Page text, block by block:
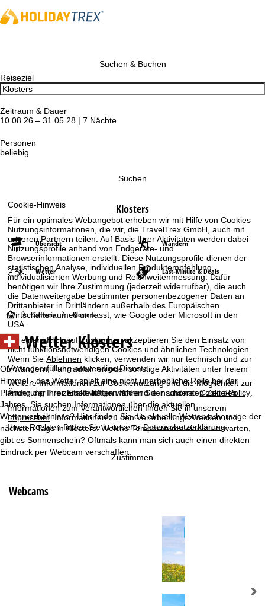
Cookie-Hinweis
Für ein optimales Webangebot erheben wir mit Hilfe von Cookies
Nutzungsinformationen, die wir, die TravelTrex GmbH, auch mit
unseren Partnern teilen. Auf Basis Ihrer Aktivitäten werden dabei
Nutzungsprofile anhand von Endgeräte- und
Browserinformationen erstellt. Diese Nutzungsprofile dienen der
statistischen Analyse, individuellen Produktempfehlung,
individualisierten Werbung und Reichweitenmessung. Dafür
benötigen wir Ihre Zustimmung (jederzeit widerrufbar), die auch
die Datenweitergabe bestimmter personenbezogener Daten an
Drittanbieter in Drittländern außerhalb des Europäischen
Wirtschaftsraumes umfasst, wie Google oder Microsoft in den
USA.
Mit einem Klick aufZustimmenakzeptieren Sie den Einsatz von
nicht funktionsnotwendigen Cookies und ähnlichen Technologien.
Wenn SieAblehnen klicken, verwenden wir nur technisch und zur
Vertragserfüllung notwendige Dienste.
Weitere Informationen zur Cookienutzung und die Möglichkeit zur
Änderung Ihrer Einstellungen finden Sie in unsererCookie-Policy
Informationen zum Verantwortlichen finden Sie in unserem
Impressum. Informationen zu den Verarbeitungszwecken und
Ihren Rechten finden Sie in unsererDatenschutzerklärung.
Zustimmen
Suchen & Buchen
Reiseziel
Zeitraum & Dauer
10.08.26 – 31.05.28 | 7 Nächte
Personen
beliebig
Suchen
Klosters
Übersicht Wandern
Wetter Last-Minute & Deals
S
t
a
r
t
Schweiz Klosters
Wetter Klosters
Ob Wandern, Fahrradfahren oder sonstige Aktivitäten unter freiem
Himmel - das Wetter spielt eine nicht unerhebliche Rolle bei der
Planung der Freizeitaktivitäten während der schönsten Zeit des
Jahres. Sie suchen Informationen über die aktuellen
Wetterverhältnisse? Hier finden Sie die aktuelle Wettervorhersage der
nächsten Tage in Klosters: Welche Temperaturen sind zu erwarten,
gibt es Sonnenschein? Oftmals kann man sich auch einen direkten
Eindruck per Webcam verschaffen.
Webcams